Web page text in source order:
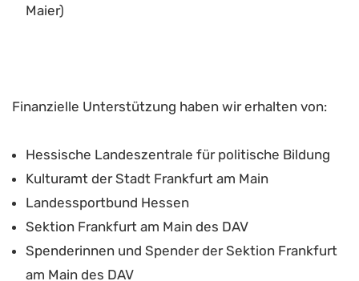
Maier)
Finanzielle Unterstützung haben wir erhalten von:
Hessische Landeszentrale für politische Bildung
Kulturamt der Stadt Frankfurt am Main
Landessportbund Hessen
Sektion Frankfurt am Main des DAV
Spenderinnen und Spender der Sektion Frankfurt
am Main des DAV